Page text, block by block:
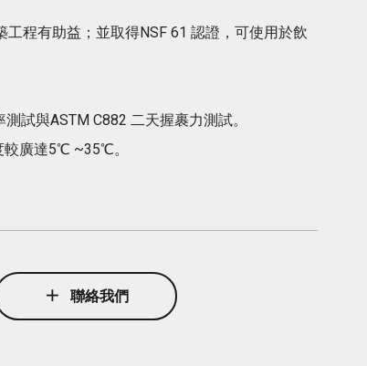
工程有助益；並取得NSF 61 認證，可使用於飲
試與ASTM C882 二天握裹力測試。
較廣達5℃ ~35℃。
聯絡我們